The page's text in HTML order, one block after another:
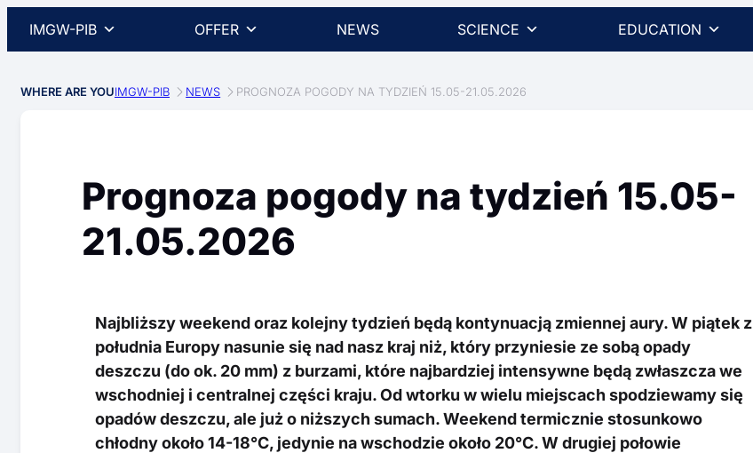
IMGW-PIB OFFER NEWS SCIENCE EDUCATION
WHERE ARE YOUIMGW-PIB NEWS PROGNOZA POGODY NA TYDZIEŃ 15.05-21.05.2026
Prognoza pogody na tydzień 15.05-
21.05.2026
Najbliższy weekend oraz kolejny tydzień będą kontynuacją zmiennej aury. W piątek z
południa Europy nasunie się nad nasz kraj niż, który przyniesie ze sobą opady
deszczu (do ok. 20 mm) z burzami, które najbardziej intensywne będą zwłaszcza we
wschodniej i centralnej części kraju. Od wtorku w wielu miejscach spodziewamy się
opadów deszczu, ale już o niższych sumach. Weekend termicznie stosunkowo
chłodny około 14-18°C, jedynie na wschodzie około 20°C. W drugiej połowie